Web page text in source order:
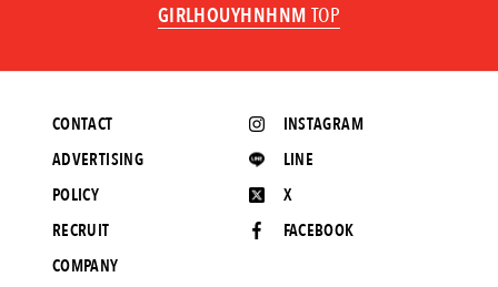
GIRLHOUYHNHNM TOP
INSTAGRAM
LINE
X
FACEBOOK
CONTACT
ADVERTISING
POLICY
RECRUIT
COMPANY